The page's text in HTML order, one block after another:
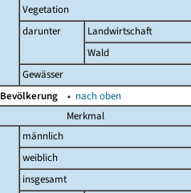
Vegetation
darunter
Landwirtschaft
Wald
Gewässer
Bevölkerung ▴ nach oben
Merkmal
männlich
weiblich
insgesamt